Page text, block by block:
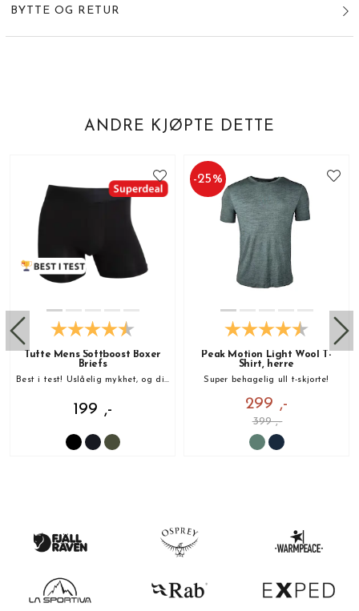
BYTTE OG RETUR
ANDRE KJØPTE DETTE
Tufte Mens Softboost Boxer
Briefs
Best i test! Uslåelig mykhet, og din nye favoritt!
199 ,-
-25%
Peak Motion Light Wool T-
Shirt, herre
Super behagelig ull t-skjorte!
299 ,-
399 ,-